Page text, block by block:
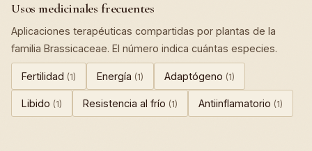
Usos medicinales frecuentes
Aplicaciones terapéuticas compartidas por plantas de la
familia Brassicaceae. El número indica cuántas especies.
Fertilidad (1) Energía (1) Adaptógeno (1)
Libido (1) Resistencia al frío (1) Antiinflamatorio (1)